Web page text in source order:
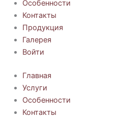
Особенности
Контакты
Продукция
Галерея
Войти
Главная
Услуги
Особенности
Контакты